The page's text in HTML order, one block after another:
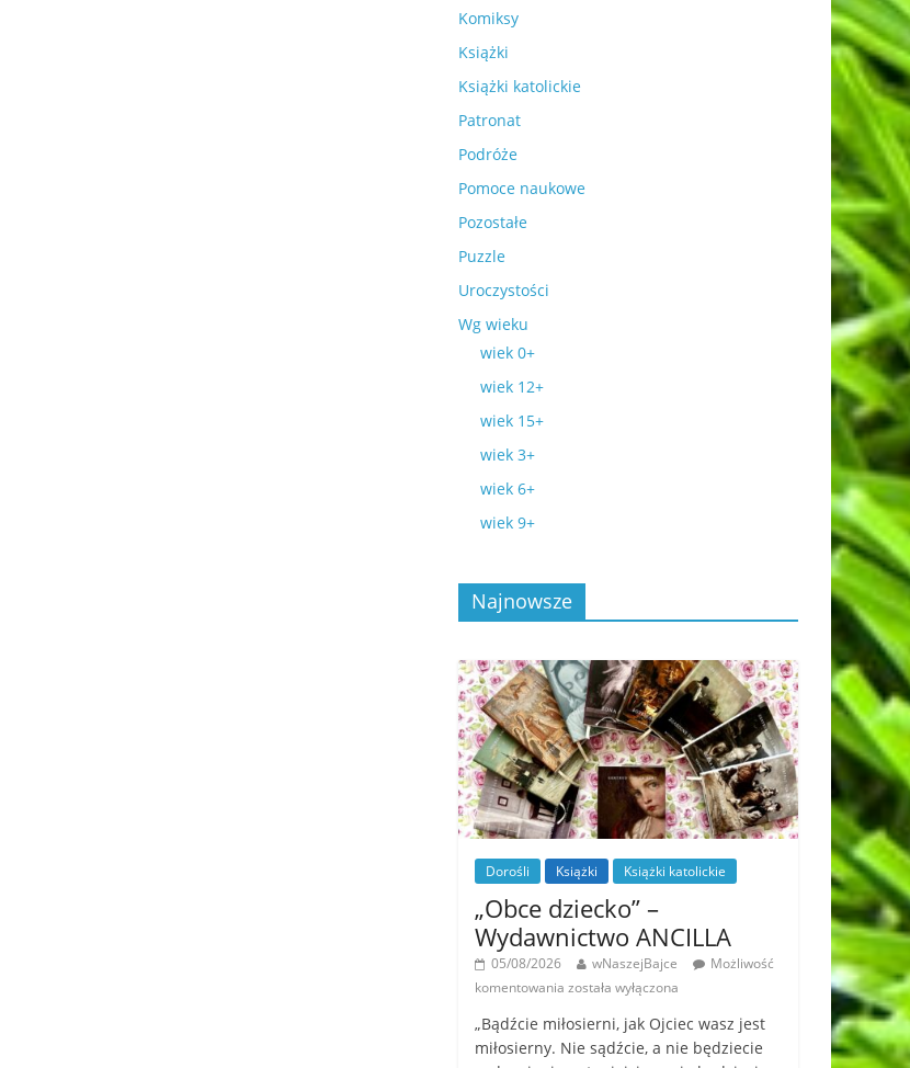
Komiksy
Książki
Książki katolickie
Patronat
Podróże
Pomoce naukowe
Pozostałe
Puzzle
Uroczystości
Wg wieku
wiek 0+
wiek 12+
wiek 15+
wiek 3+
wiek 6+
wiek 9+
Najnowsze
Dorośli Książki Książki katolickie
„Obce dziecko” –
Wydawnictwo ANCILLA
05/08/2026 wNaszejBajce
Możliwość
komentowania została wyłączona
„Bądźcie miłosierni, jak Ojciec wasz jest
miłosierny. Nie sądźcie, a nie będziecie